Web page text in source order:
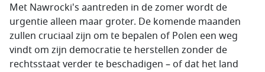
Met Nawrocki's aantreden in de zomer wordt de
urgentie alleen maar groter. De komende maanden
zullen cruciaal zijn om te bepalen of Polen een weg
vindt om zijn democratie te herstellen zonder de
rechtsstaat verder te beschadigen – of dat het land